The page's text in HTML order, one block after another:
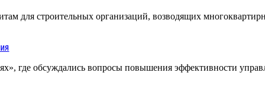
для строительных организаций, возводящих
где обсуждались вопросы повышения эффективности